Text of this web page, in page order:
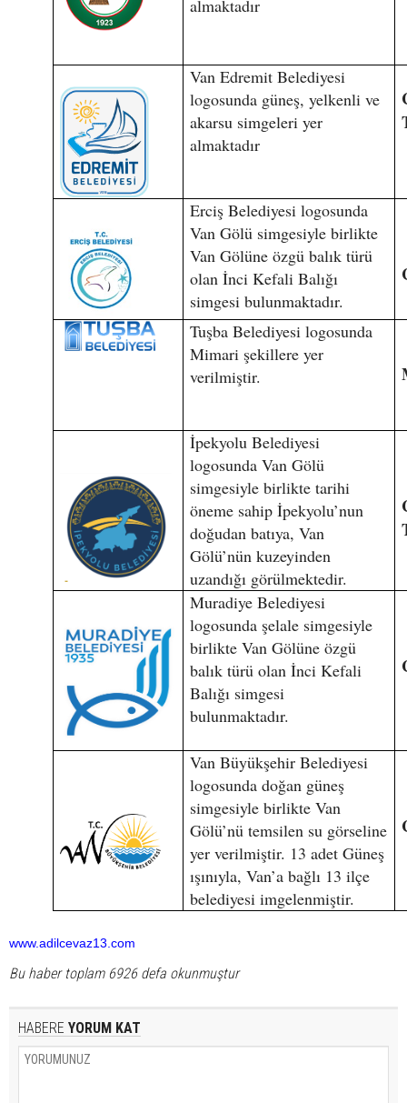
almaktadır
Van Edremit Belediyesi
logosunda güneş, yelkenli ve
akarsu simgeleri yer
almaktadır
Erciş Belediyesi logosunda
Van Gölü simgesiyle birlikte
Van Gölüne özgü balık türü
olan İnci Kefali Balığı
simgesi bulunmaktadır.
Tuşba Belediyesi logosunda
Mimari şekillere yer
verilmiştir.
İpekyolu Belediyesi
logosunda Van Gölü
simgesiyle birlikte tarihi
öneme sahip İpekyolu’nun
doğudan batıya, Van
Gölü’nün kuzeyinden
uzandığı görülmektedir.
Muradiye Belediyesi
logosunda şelale simgesiyle
birlikte Van Gölüne özgü
balık türü olan İnci Kefali
Balığı simgesi
bulunmaktadır.
Van Büyükşehir Belediyesi
logosunda doğan güneş
simgesiyle birlikte Van
Gölü’nü temsilen su görseline
yer verilmiştir. 13 adet Güneş
ışınıyla, Van’a bağlı 13 ilçe
belediyesi imgelenmiştir.
www.adilcevaz13.com
Bu haber toplam 6926 defa okunmuştur
HABERE YORUM KAT